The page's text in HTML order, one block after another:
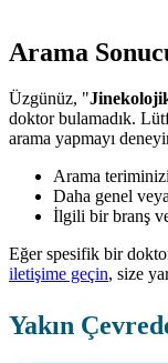
Arama
Üzgünüz, "
doktor bulamadık.
arama yapmayı
Arama
Daha genel
İlgili bir branş
Eğer spesifik bir
iletişime geçin, size
Yakın